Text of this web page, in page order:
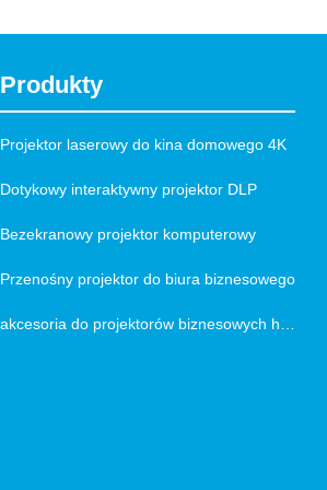
Produkty
Projektor laserowy do kina domowego 4K
Dotykowy interaktywny projektor DLP
Bezekranowy projektor komputerowy
Przenośny projektor do biura biznesowego